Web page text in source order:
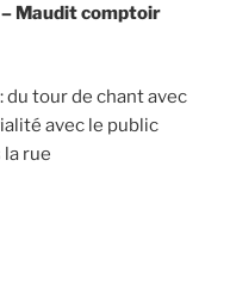
Maudit comptoir
du tour de chant avec
avec le public
rue